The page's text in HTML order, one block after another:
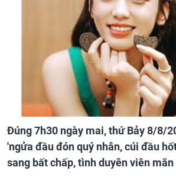
Đúng 7h30 ngày mai, thứ Bảy 8/8/
'ngửa đầu đón quý nhân, cúi đầu
sang bất chấp, tình duyên viên mãn